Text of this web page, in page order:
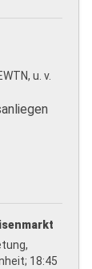
u. v.
18:45